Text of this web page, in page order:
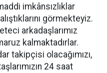
imkânsızlıklar
görmekteyiz.
arkadaşlarımız
kalmaktadırlar.
takipçisi olacağımızı,
24 saat